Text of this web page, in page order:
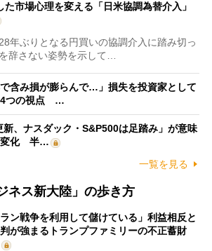
た市場心理を変える「日米協調為替介入」
年ぶりとなる円買いの協調介入に踏み切っ
辞さない姿勢を示して…
で含み損が膨らんで…」損失を投資家として
4つの視点 …
新、ナスダック・S&P500は足踏み」が意味
変化 半…
一覧を見る
ネス新大陸」の歩き方
ラン戦争を利用して儲けている」利益相反と
が強まるトランプファミリーの不正蓄財